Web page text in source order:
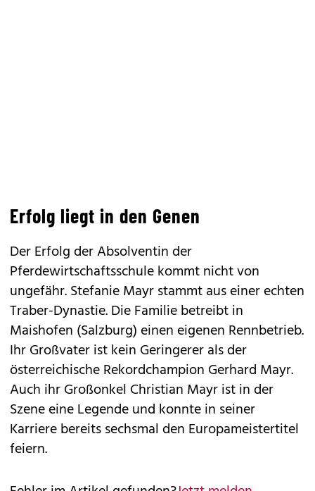
Erfolg liegt in den Genen
Der Erfolg der Absolventin der
Pferdewirtschaftsschule kommt nicht von
ungefähr. Stefanie Mayr stammt aus einer echten
Traber-Dynastie. Die Familie betreibt in
Maishofen (Salzburg) einen eigenen Rennbetrieb.
Ihr Großvater ist kein Geringerer als der
österreichische Rekordchampion Gerhard Mayr.
Auch ihr Großonkel Christian Mayr ist in der
Szene eine Legende und konnte in seiner
Karriere bereits sechsmal den Europameistertitel
feiern.